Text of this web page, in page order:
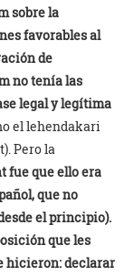
sobre la
favorables al
de
no tenía las
legal y legítima
el lehendakari
Pero la
fue que ello era
que no
el principio).
que les
hicieron: declarar